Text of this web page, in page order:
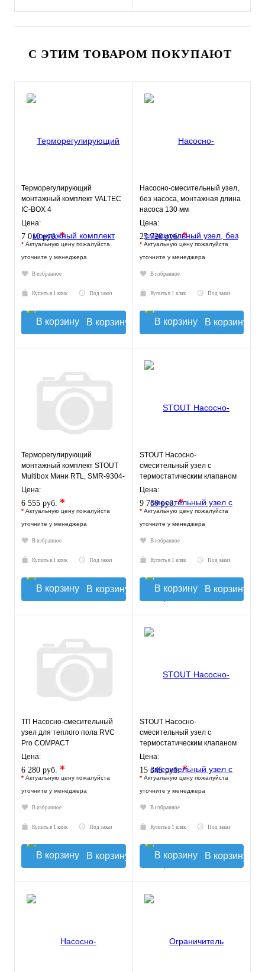
С ЭТИМ ТОВАРОМ ПОКУПАЮТ
Терморегулирующий
монтажный комплект VALTEC
IC-BOX 4
Цена:
7 010 руб.*
* Актуальную цену пожалуйста
уточните у менеджера
В избранное
Купить в 1 клик Под заказ
В корзину
Насосно-смесительный узел,
без насоса, монтажная длина
насоса 130 мм
VT.TECHNOMIX.0.130
Цена:
25 720 руб.*
* Актуальную цену пожалуйста
уточните у менеджера
В избранное
Купить в 1 клик Под заказ
В корзину
Терморегулирующий
монтажный комплект STOUT
Multibox Мини RTL, SMR-9304-
135140
Цена:
6 555 руб. *
* Актуальную цену пожалуйста
уточните у менеджера
В избранное
Купить в 1 клик Под заказ
В корзину
STOUT Насосно-
смесительный узел с
термостатическим клапаном
20-43°C и
жидкокристаллическим
термомет
Цена:
9 750 руб.*
* Актуальную цену пожалуйста
уточните у менеджера
В избранное
Купить в 1 клик Под заказ
В корзину
ТП Насосно-смесительный
узел для теплого пола RVC
Pro COMPACT
Цена:
6 280 руб. *
* Актуальную цену пожалуйста
уточните у менеджера
В избранное
Купить в 1 клик Под заказ
В корзину
STOUT Насосно-
смесительный узел с
термостатическим клапаном
20-43°C, с насосом UPSO
Цена:
15 345 руб.*
* Актуальную цену пожалуйста
уточните у менеджера
В избранное
Купить в 1 клик Под заказ
В корзину